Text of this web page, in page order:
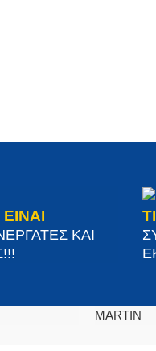
ΚΑΙ
MARTIN